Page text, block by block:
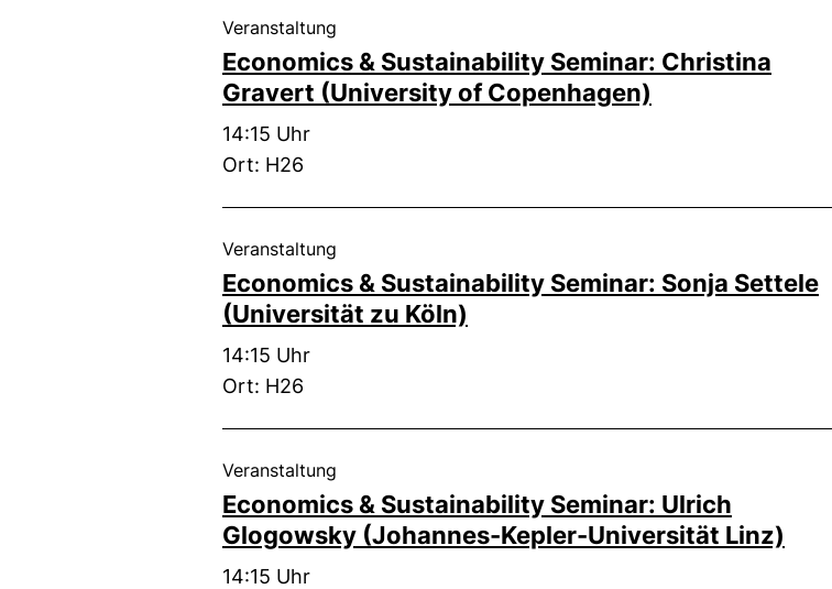
Economics & Sustainability Seminar: Christina
Gravert (University of Copenhagen)
Veranstaltung
Zeit:
14:15 Uhr
Ort: H26
Economics & Sustainability Seminar: Sonja Settele
(Universität zu Köln)
Veranstaltung
Zeit:
14:15 Uhr
Ort: H26
Economics & Sustainability Seminar: Ulrich
Glogowsky (Johannes-Kepler-Universität Linz)
Veranstaltung
Zeit:
14:15 Uhr